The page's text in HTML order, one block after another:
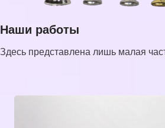
Наши работы
Здесь представлена лишь малая